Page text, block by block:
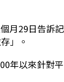
月29日告訴記
」。
年以來針對